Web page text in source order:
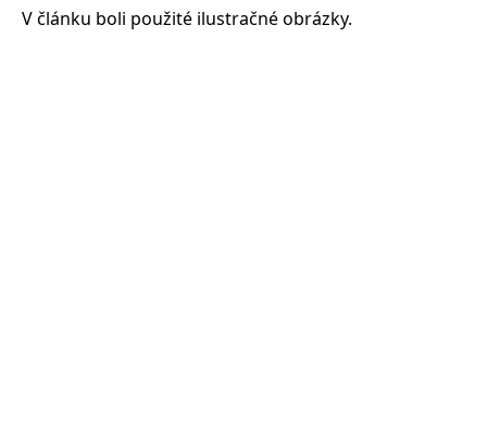
V článku boli použité ilustračné obrázky.